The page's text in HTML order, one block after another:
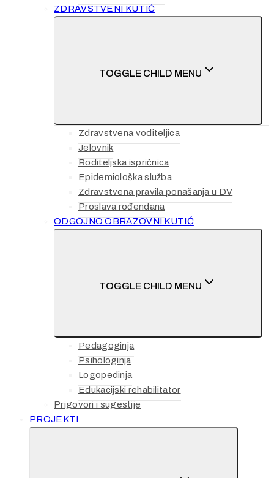
ZDRAVSTVENI KUTIĆ
TOGGLE CHILD MENU
Zdravstvena voditeljica
Jelovnik
Roditeljska ispričnica
Epidemiološka služba
Zdravstvena pravila ponašanja u DV
Proslava rođendana
ODGOJNO OBRAZOVNI KUTIĆ
TOGGLE CHILD MENU
Pedagoginja
Psihologinja
Logopedinja
Edukacijski rehabilitator
Prigovori i sugestije
PROJEKTI